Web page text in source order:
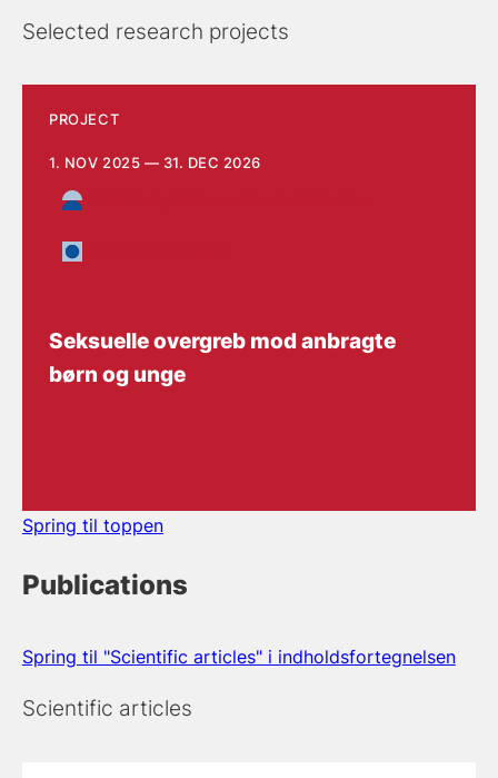
Selected research projects
PROJECT
1. NOV 2025 — 31. DEC 2026
Seksuelle overgreb mod anbragte
børn og unge
Spring til toppen
Publications
Spring til "Scientific articles" i indholdsfortegnelsen
Scientific articles